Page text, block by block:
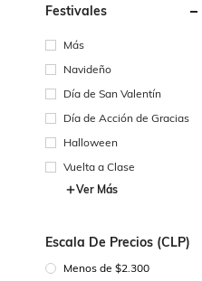
Festivales
Más
Navideño
Día de San Valentín
Día de Acción de Gracias
Halloween
Vuelta a Clase
Ver Más
Escala De Precios (CLP)
Menos de $2.300